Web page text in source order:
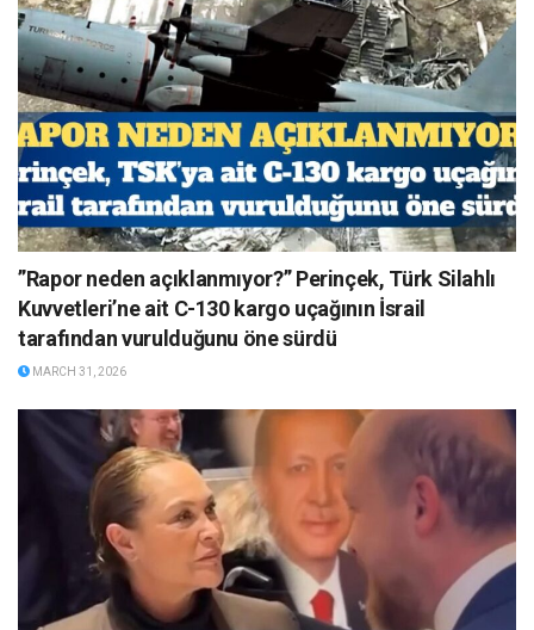
”Rapor neden açıklanmıyor?” Perinçek, Türk Silahlı
Kuvvetleri’ne ait C-130 kargo uçağının İsrail
tarafından vurulduğunu öne sürdü
MARCH 31, 2026